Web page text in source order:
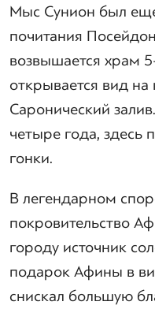
Мыс Сунион был
почитания
возвышается храм
открывается вид
Саронический
четыре года, здесь
гонки.
В легендарном
покровительство
городу источник
подарок Афины в
снискал большую